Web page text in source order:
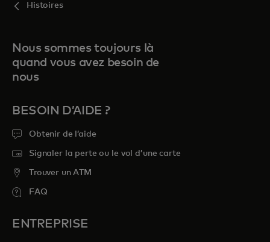
Histoires
Nous sommes toujours là
quand vous avez besoin de
nous
BESOIN D’AIDE ?
Obtenir de l’aide
Signaler la perte ou le vol d’une carte
Trouver un ATM
FAQ
ENTREPRISE